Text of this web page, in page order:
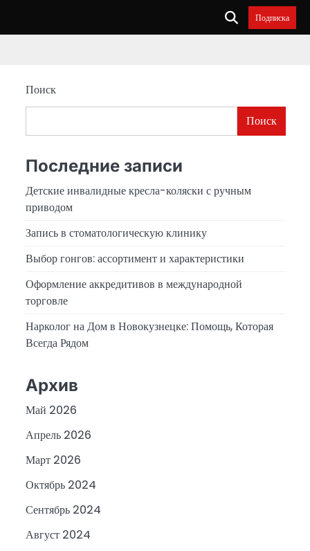
Подписка
Поиск
Поиск
Последние записи
Детские инвалидные кресла-коляски с ручным
приводом
Запись в стоматологическую клинику
Выбор гонгов: ассортимент и характеристики
Оформление аккредитивов в международной
торговле
Нарколог на Дом в Новокузнецке: Помощь, Которая
Всегда Рядом
Архив
Май 2026
Апрель 2026
Март 2026
Октябрь 2024
Сентябрь 2024
Август 2024